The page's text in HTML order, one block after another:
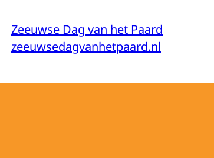
Zeeuwse Dag van het Paard
zeeuwsedagvanhetpaard.nl